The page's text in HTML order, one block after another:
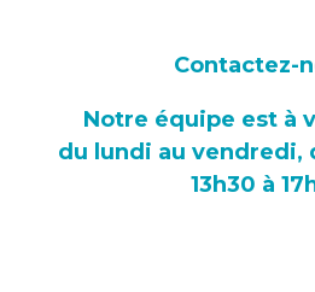
Contactez-
Notre équipe est à
du lundi au vendredi,
13h30 à